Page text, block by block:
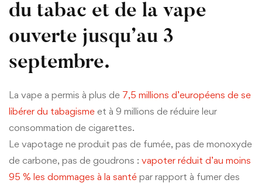
du tabac et de la vape
ouverte jusqu’au 3
septembre.
La vape a permis à plus de 7,5 millions d’européens de se
libérer du tabagisme et à 9 millions de réduire leur
consommation de cigarettes.
Le vapotage ne produit pas de fumée, pas de monoxyde
de carbone, pas de goudrons : vapoter réduit d’au moins
95 % les dommages à la santé par rapport à fumer des